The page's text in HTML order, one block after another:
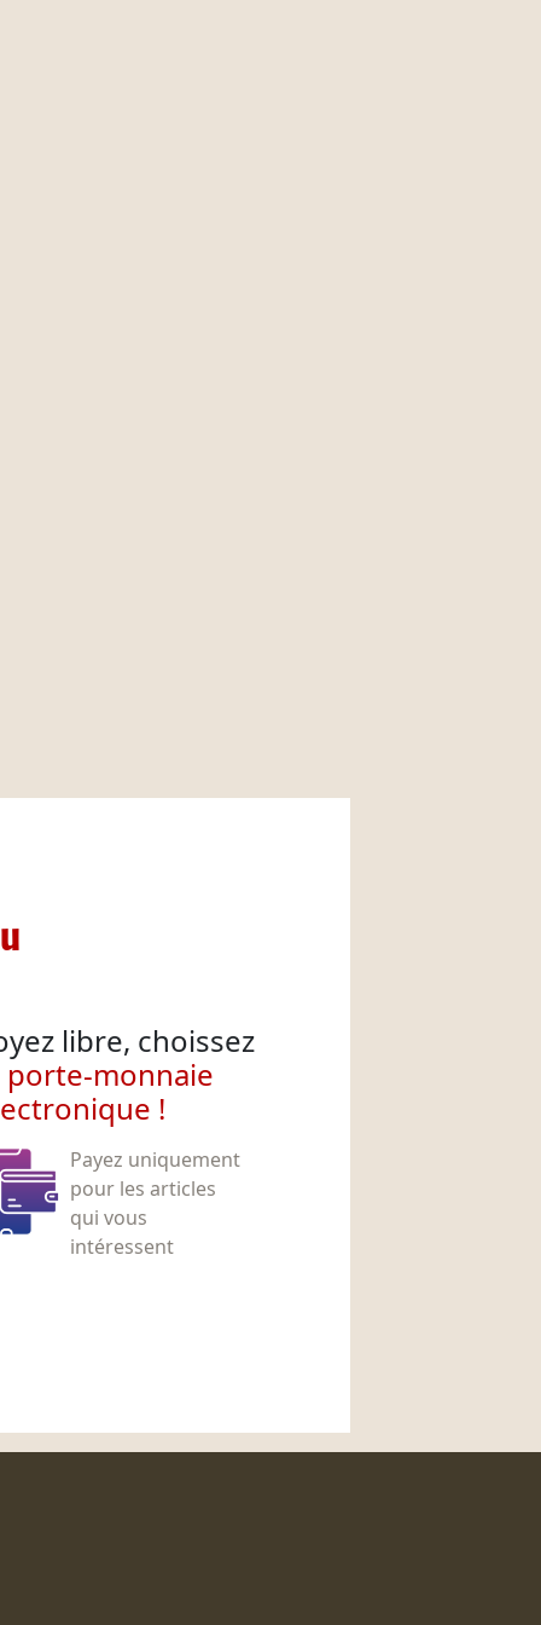
libre, choissez
porte-monnaie
!
Payez uniquement
pour les articles
qui vous
intéressent